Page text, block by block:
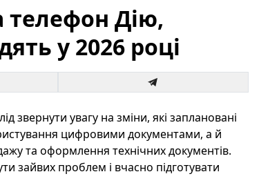
телефон Дію,
у 2026 році
звернути увагу на зміни, які заплановані
цифровими документами, а й
та оформлення технічних документів.
зайвих проблем і вчасно підготувати